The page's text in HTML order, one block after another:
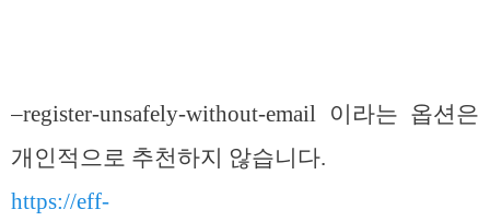
–register-unsafely-without-email 이라는 옵션은
개인적으로 추천하지 않습니다.
https://eff-